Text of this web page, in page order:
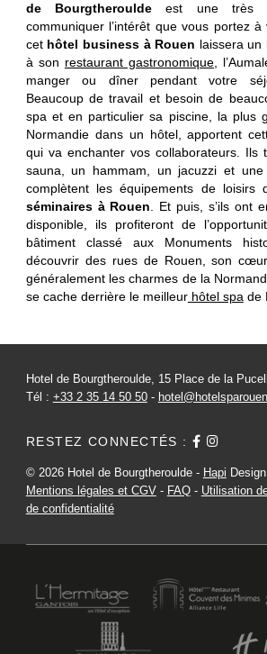
de Bourgtheroulde est une très
communiquer l’intérêt que vous portez à
cet hôtel business à Rouen laissera un
à son restaurant gastronomique,
manger ou dîner pendant votre
Beaucoup de travail et besoin de
spa et en particulier sa piscine, la plus
Normandie dans un hôtel, apportent
qui va enchanter vos collaborateurs. Ils
sauna, un hammam, un jacuzzi et
complètent les équipements de loisirs
séminaires à Rouen. Et puis, s’ils ont
disponible, ils profiteront de
bâtiment classé aux Monuments
découvrir des rues de Rouen, son
généralement les charmes de la
se cache derrière le meilleurhôtel spade
Hotel de Bourgtheroulde, 15 Place de la
Tél : +33 2 35 14 50 50-
RESTEZ CONNECTÉS :
© 2026 Hotel de Bourgtheroulde - Hapi
Mentions légales et CGV- FAQ- Utilisation
de confidentialité